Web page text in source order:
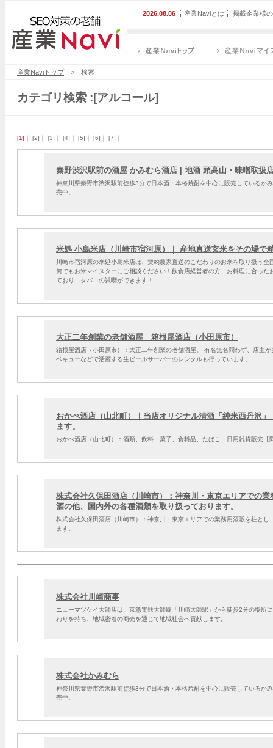
2026.08.06 産業Naviとは 掲載企業様
産業Naviトップ> 検索
カテゴリ検索 :[アルコール]
[1] ｜ [2] ｜ [3] ｜ [4] ｜ [5] ｜ [6] ｜ [7] ｜
秦野渋沢駅前の酒屋 かみむら酒店 | 地酒 頭高山・味噌取扱
神奈川県秦野市渋沢駅前徒歩3分で日本酒・本格焼酎を中心に販売しているか
売中。
米処 小島米店（川崎市宿河原）｜ 産地直送玄米をその場
川崎市宿河原の米処小島米店は、契約農家直送のこだわりのお米を取り扱う
何でもお米マイスターにご相談ください！飲食店経営者の方、お料理に合っ
ており、タバコの試喫ができます！
大正二年創業の老舗酒屋 箱根屋酒店（小田原市）
箱根屋酒店（小田原市）：大正二年創業の老舗酒屋。 有名無名問わず、店主
ベキューなどで活躍する生ビールサーバーのレンタルも行っています。
おかべ酒店（山北町）｜当店オリジナル清酒「純米西丹沢
ます。
おかべ酒店（山北町）：酒類、飲料、菓子、食料品、たばこ、日用雑貨販売
株式会社久保田酒店（川崎市）：神奈川・東京エリアでの
酒の他、国内外の各種酒類を取り扱っております。
株式会社久保田酒店（川崎市）：神奈川・東京エリアでの業務用酒販を柱と
ます。
株式会社川崎商事
ニューマツケイ大師店は、京急電鉄大師線「川崎大師駅」から徒歩2分の場
わりを持ち、地域密着の商売を通じて地域社会へ貢献します。
株式会社かみむら
神奈川県秦野市渋沢駅前徒歩3分で日本酒・本格焼酎を中心に販売しているか
売中。